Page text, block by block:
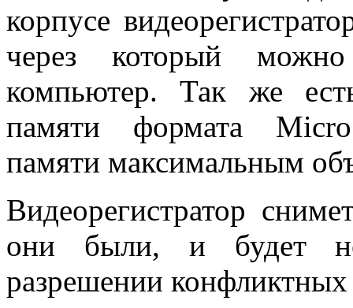
корпусе
через который
компьютер. Так же
памяти формата
памяти максимальным
Видеорегистратор
они были, и будет
разрешении конфликтных